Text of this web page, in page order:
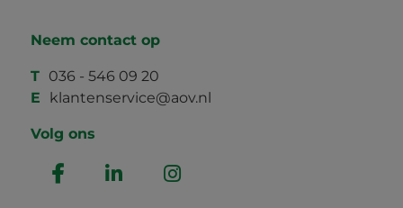
Neem contact op
T 036 - 546 09 20
E
klantenservice@aov.nl
Volg ons